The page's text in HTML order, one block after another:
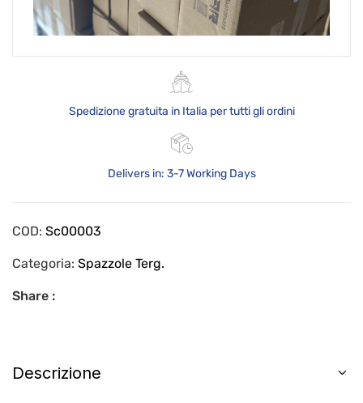
Spedizione gratuita in Italia per tutti gli ordini
Delivers in: 3-7 Working Days
COD: Sc00003
Categoria: Spazzole Terg.
Share :
Descrizione